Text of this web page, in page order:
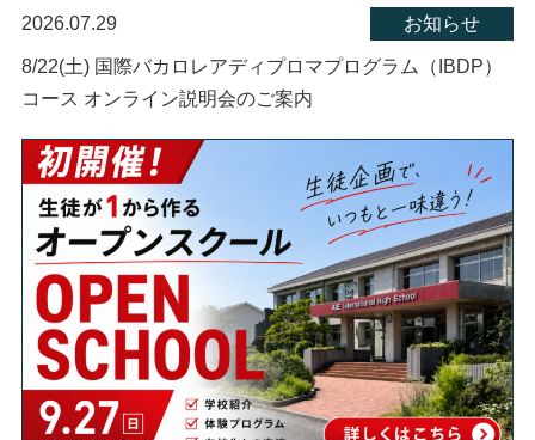
2026.07.29 お知らせ
8/22(土) 国際バカロレアディプロマプログラム（IBDP）
コース オンライン説明会のご案内